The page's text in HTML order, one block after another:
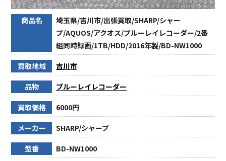
商品名
埼玉県/吉川市/出張買取/SHARP/シャー
プ/AQUOS/アクオス/ブルーレイレコーダー/2番
組同時録画/1TB/HDD/2016年製/BD-NW1000
買取地域 吉川市
品物 ブルーレイレコーダー
買取価格 6000円
メーカー SHARP/シャープ
型番 BD-NW1000